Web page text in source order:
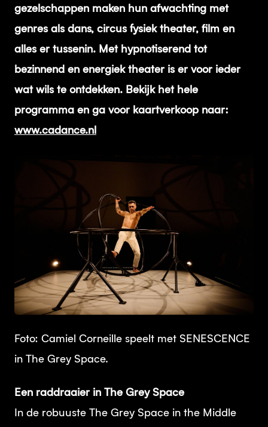
gezelschappen maken hun afwachting met
genres als dans, circus fysiek theater, film en
alles er tussenin. Met hypnotiserend tot
bezinnend en energiek theater is er voor ieder
wat wils te ontdekken. Bekijk het hele
programma en ga voor kaartverkoop naar:
www.cadance.nl
Foto: Camiel Corneille speelt met SENESCENCE
in The Grey Space.
Een raddraaier in The Grey Space
In de robuuste The Grey Space in the Middle